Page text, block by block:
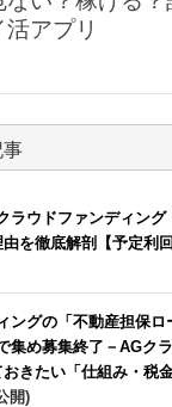
活アプリ
事
ラウドファンディング
を徹底解剖【予定利
ングの「不動産担保ロ
集め募集終了－AGク
きたい「仕組み・税
開)